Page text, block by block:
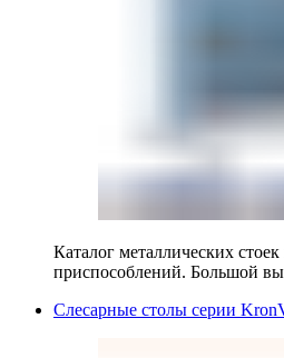
Каталог металлических
приспособлений. Большой
Слесарные столы серии